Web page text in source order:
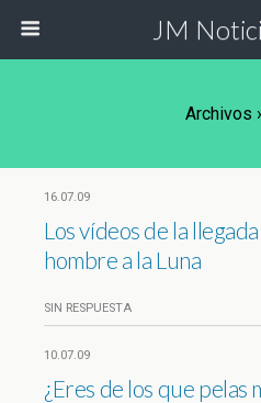
JM
Archivos
16.07.09
Los vídeos de la
hombre a la Luna
SIN RESPUESTA
10.07.09
¿Eres de los que pelas